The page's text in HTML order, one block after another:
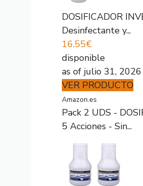
DOSIFICADOR
Desinfectante y...
16,55€
disponible
as of julio 31,
VER PRODUCTO
Amazon.es
Pack 2 UDS -
5 Acciones - Sin...